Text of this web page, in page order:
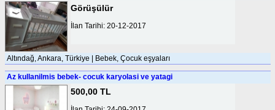
Görüşülür
İlan Tarihi: 20-12-2017
Altındağ, Ankara, Türkiye | Bebek, Çocuk eşyaları
Az kullanilmis bebek- cocuk karyolasi ve yatagi
500,00 TL